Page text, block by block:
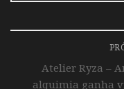
Atelier Ryza –
alquimia ganha